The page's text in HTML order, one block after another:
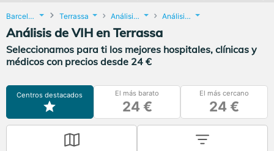
Barcelona Terrassa Análisis Clínicos Análisis de VIH
Análisis de VIH en Terrassa
Seleccionamos para ti los mejores hospitales, clínicas y
médicos con precios desde 24 €
Centros destacados El más barato
24 €
El más cercano
24 €